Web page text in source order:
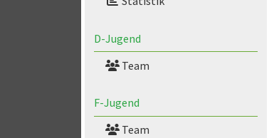
D-Jugend
Team
F-Jugend
Team